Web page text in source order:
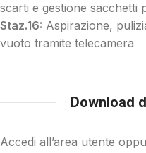
scarti e gestione sacchetti
Staz.16: Aspirazione,
vuoto tramite telecamera
Download
Accedi all’area utente